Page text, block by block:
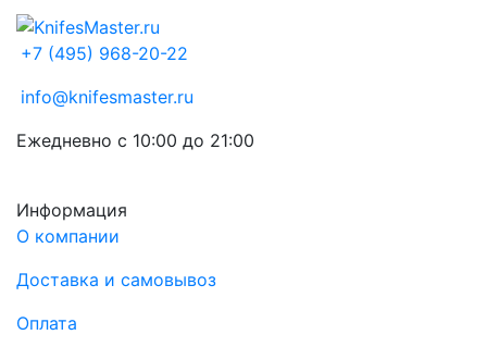
+7 (495) 968-20-22
info@knifesmaster.ru
Ежедневно с 10:00 до 21:00
Информация
О компании
Доставка и самовывоз
Оплата